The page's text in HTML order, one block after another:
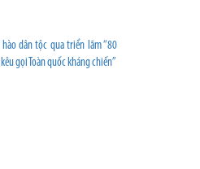
dân tộc qua triển lãm “80
gọi Toàn quốc kháng chiến”